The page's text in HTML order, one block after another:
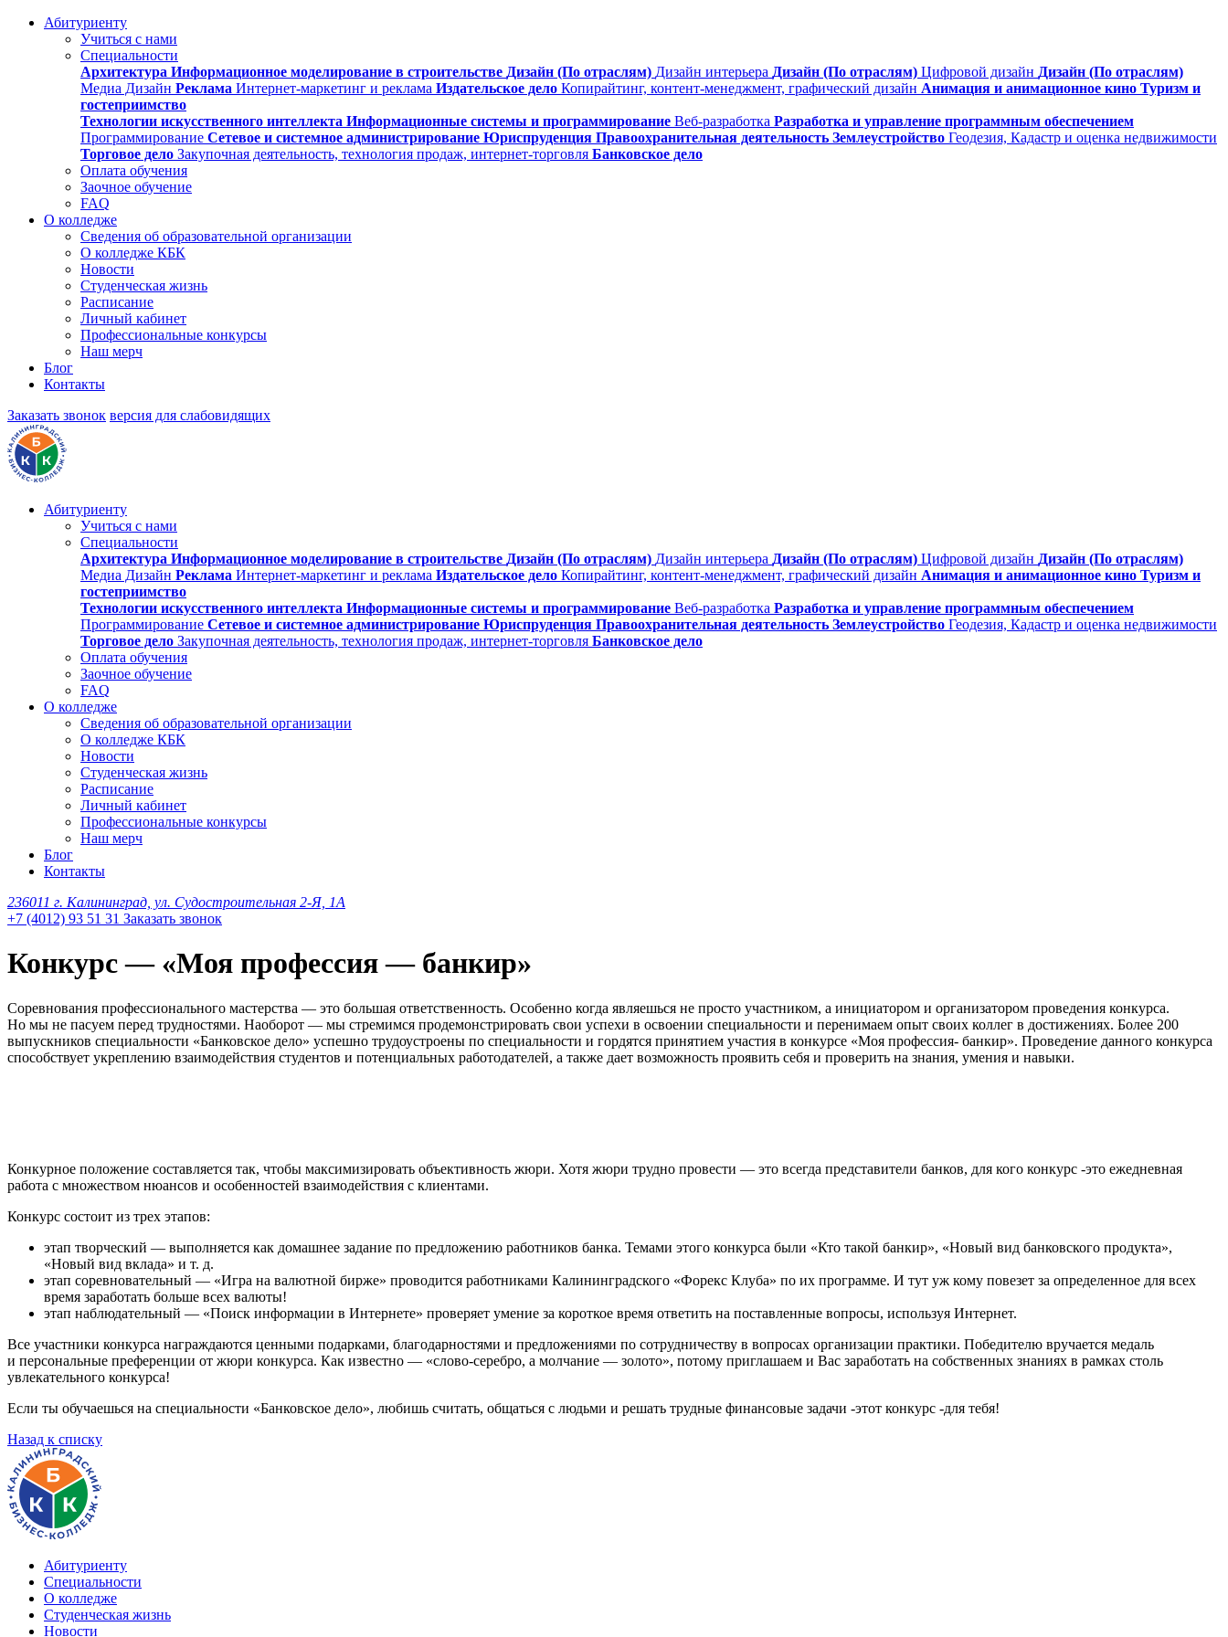
Абитуриенту
Учиться с нами
Специальности
Архитектура Информационное моделирование в строительстве Дизайн (По отраслям) Дизайн интерьера Дизайн (По отраслям) Цифровой дизайн Дизайн (По отраслям)
Медиа Дизайн Реклама Интернет-маркетинг и реклама Издательское дело Копирайтинг, контент-менеджмент, графический дизайн Анимация и анимационное кино Туризм и
гостеприимство
Технологии искусственного интеллекта Информационные системы и программирование Веб-разработка Разработка и управление программным обеспечением
Программирование Сетевое и системное администрирование Юриспруденция Правоохранительная деятельность Землеустройство Геодезия, Кадастр и оценка недвижимости
Торговое дело Закупочная деятельность, технология продаж, интернет-торговля Банковское дело
Оплата обучения
Заочное обучение
FAQ
О колледже
Сведения об образовательной организации
О колледже КБК
Новости
Студенческая жизнь
Расписание
Личный кабинет
Профессиональные конкурсы
Наш мерч
Блог
Контакты
Заказать звонок версия для слабовидящих
Абитуриенту
Учиться с нами
Специальности
Архитектура Информационное моделирование в строительстве Дизайн (По отраслям) Дизайн интерьера Дизайн (По отраслям) Цифровой дизайн Дизайн (По отраслям)
Медиа Дизайн Реклама Интернет-маркетинг и реклама Издательское дело Копирайтинг, контент-менеджмент, графический дизайн Анимация и анимационное кино Туризм и
гостеприимство
Технологии искусственного интеллекта Информационные системы и программирование Веб-разработка Разработка и управление программным обеспечением
Программирование Сетевое и системное администрирование Юриспруденция Правоохранительная деятельность Землеустройство Геодезия, Кадастр и оценка недвижимости
Торговое дело Закупочная деятельность, технология продаж, интернет-торговля Банковское дело
Оплата обучения
Заочное обучение
FAQ
О колледже
Сведения об образовательной организации
О колледже КБК
Новости
Студенческая жизнь
Расписание
Личный кабинет
Профессиональные конкурсы
Наш мерч
Блог
Контакты
236011 г. Калининград, ул. Судостроительная 2-Я, 1А
+7 (4012) 93 51 31 Заказать звонок
Конкурс — «Моя профессия — банкир»
Соревнования профессионального мастерства — это большая ответственность. Особенно когда являешься не просто участником, а инициатором и организатором проведения конкурса.
Но мы не пасуем перед трудностями. Наоборот — мы стремимся продемонстрировать свои успехи в освоении специальности и перенимаем опыт своих коллег в достижениях. Более 200
выпускников специальности «Банковское дело» успешно трудоустроены по специальности и гордятся принятием участия в конкурсе «Моя профессия- банкир». Проведение данного конкурса
способствует укреплению взаимодействия студентов и потенциальных работодателей, а также дает возможность проявить себя и проверить на знания, умения и навыки.
Конкурное положение составляется так, чтобы максимизировать объективность жюри. Хотя жюри трудно провести — это всегда представители банков, для кого конкурс -это ежедневная
работа с множеством нюансов и особенностей взаимодействия с клиентами.
Конкурс состоит из трех этапов:
этап творческий — выполняется как домашнее задание по предложению работников банка. Темами этого конкурса были «Кто такой банкир», «Новый вид банковского продукта»,
«Новый вид вклада» и т. д.
этап соревновательный — «Игра на валютной бирже» проводится работниками Калининградского «Форекс Клуба» по их программе. И тут уж кому повезет за определенное для всех
время заработать больше всех валюты!
этап наблюдательный — «Поиск информации в Интернете» проверяет умение за короткое время ответить на поставленные вопросы, используя Интернет.
Все участники конкурса награждаются ценными подарками, благодарностями и предложениями по сотрудничеству в вопросах организации практики. Победителю вручается медаль
и персональные преференции от жюри конкурса. Как известно — «слово-серебро, а молчание — золото», потому приглашаем и Вас заработать на собственных знаниях в рамках столь
увлекательного конкурса!
Если ты обучаешься на специальности «Банковское дело», любишь считать, общаться с людьми и решать трудные финансовые задачи -этот конкурс -для тебя!
Назад к списку
Абитуриенту
Специальности
О колледже
Студенческая жизнь
Новости